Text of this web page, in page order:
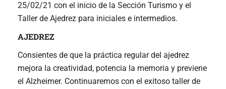
25/02/21 con el inicio de la Sección Turismo y el
Taller de Ajedrez para iniciales e intermedios.
AJEDREZ
Consientes de que la práctica regular del ajedrez
mejora la creatividad, potencia la memoria y previene
el Alzheimer. Continuaremos con el exitoso taller de